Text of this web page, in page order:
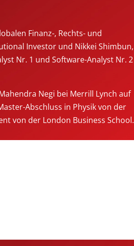
Finanz-, Rechts- und
Investor und Nikkei Shimbun,
Nr. 1 und Software-Analyst Nr. 2
Negi bei Merrill Lynch auf
Abschluss in Physik von der
von der London Business School.